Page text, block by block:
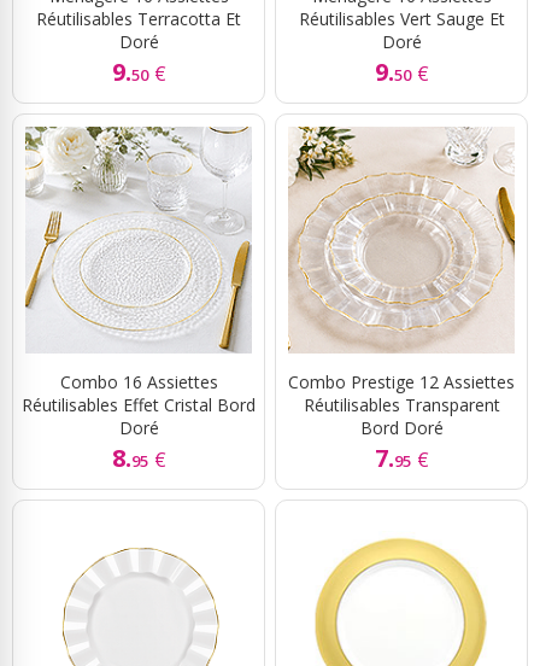
Réutilisables Terracotta Et
Doré
9.50 €
Réutilisables Vert Sauge Et
Doré
9.50 €
Combo 16 Assiettes
Réutilisables Effet Cristal Bord
Doré
8.95 €
Combo Prestige 12 Assiettes
Réutilisables Transparent
Bord Doré
7.95 €